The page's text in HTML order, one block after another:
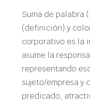
Suma de palabra
(definición) y
corporativo es la
asume la
representando
sujeto/empresa y
predicado,